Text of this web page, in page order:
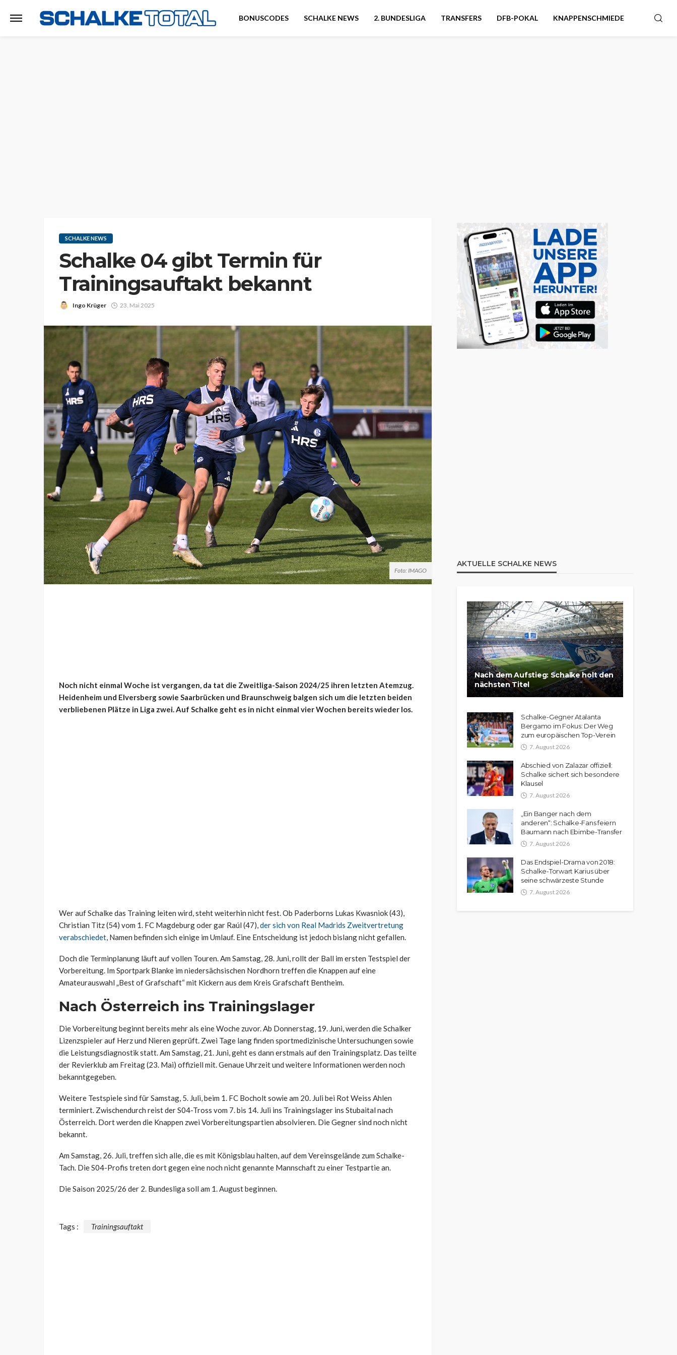
BONUSCODES SCHALKE NEWS 2. BUNDESLIGA TRANSFERS DFB-POKAL KNAPPENSCHMIEDE
SCHALKE NEWS
Schalke 04 gibt Termin für
Trainingsauftakt bekannt
Ingo Krüger 23. Mai 2025
Foto: IMAGO
Noch nicht einmal Woche ist vergangen, da tat die Zweitliga-Saison 2024/25 ihren letzten Atemzug.
Heidenheim und Elversberg sowie Saarbrücken und Braunschweig balgen sich um die letzten beiden
verbliebenen Plätze in Liga zwei. Auf Schalke geht es in nicht einmal vier Wochen bereits wieder los.
Wer auf Schalke das Training leiten wird, steht weiterhin nicht fest. Ob Paderborns Lukas Kwasniok (43),
Christian Titz (54) vom 1. FC Magdeburg oder gar Raúl (47),der sich von Real Madrids Zweitvertretung
verabschiedet, Namen befinden sich einige im Umlauf. Eine Entscheidung ist jedoch bislang nicht gefallen.
Doch die Terminplanung läuft auf vollen Touren. Am Samstag, 28. Juni, rollt der Ball im ersten Testspiel der
Vorbereitung. Im Sportpark Blanke im niedersächsischen Nordhorn treffen die Knappen auf eine
Amateurauswahl „Best of Grafschaft“ mit Kickern aus dem Kreis Grafschaft Bentheim.
Nach Österreich ins Trainingslager
Die Vorbereitung beginnt bereits mehr als eine Woche zuvor. Ab Donnerstag, 19. Juni, werden die Schalker
Lizenzspieler auf Herz und Nieren geprüft. Zwei Tage lang finden sportmedizinische Untersuchungen sowie
die Leistungsdiagnostik statt. Am Samstag, 21. Juni, geht es dann erstmals auf den Trainingsplatz. Das teilte
der Revierklub am Freitag (23. Mai) offiziell mit. Genaue Uhrzeit und weitere Informationen werden noch
bekanntgegeben.
Weitere Testspiele sind für Samstag, 5. Juli, beim 1. FC Bocholt sowie am 20. Juli bei Rot Weiss Ahlen
terminiert. Zwischendurch reist der S04-Tross vom 7. bis 14. Juli ins Trainingslager ins Stubaital nach
Österreich. Dort werden die Knappen zwei Vorbereitungspartien absolvieren. Die Gegner sind noch nicht
bekannt.
Am Samstag, 26. Juli, treffen sich alle, die es mit Königsblau halten, auf dem Vereinsgelände zum Schalke-
Tach. Die S04-Profis treten dort gegen eine noch nicht genannte Mannschaft zu einer Testpartie an.
Die Saison 2025/26 der 2. Bundesliga soll am 1. August beginnen.
Tags : Trainingsauftakt
AKTUELLE SCHALKE NEWS
Nach dem Aufstieg: Schalke holt den
nächsten Titel
Schalke-Gegner Atalanta
Bergamo im Fokus: Der Weg
zum europäischen Top-Verein
7. August 2026
Abschied von Zalazar offiziell:
Schalke sichert sich besondere
Klausel
7. August 2026
„Ein Banger nach dem
anderen“: Schalke-Fans feiern
Baumann nach Ebimbe-Transfer
7. August 2026
Das Endspiel-Drama von 2018:
Schalke-Torwart Karius über
seine schwärzeste Stunde
7. August 2026